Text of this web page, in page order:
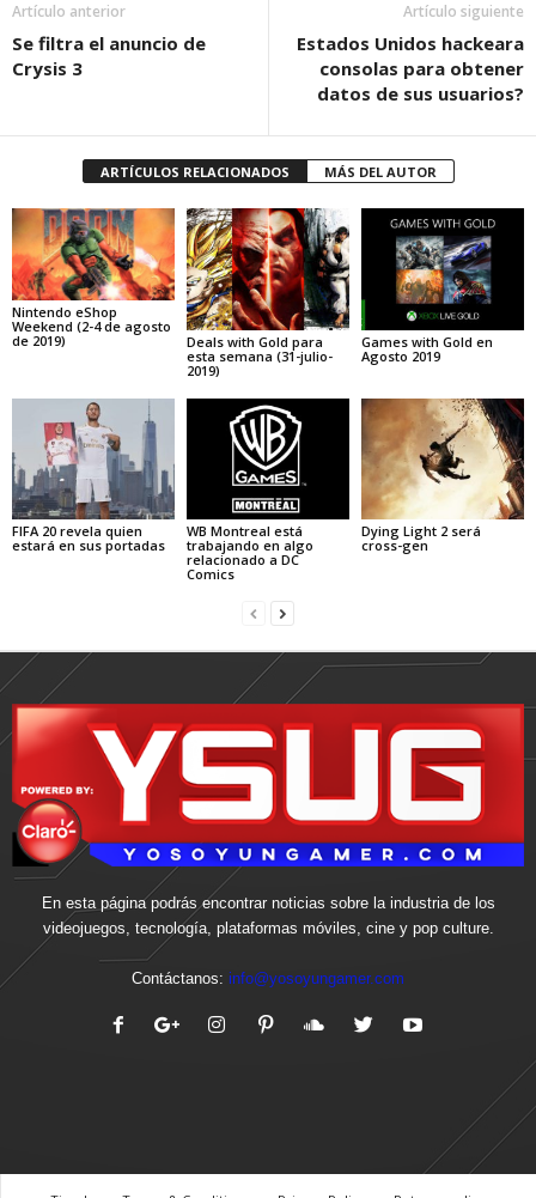
Artículo anterior
Se filtra el anuncio de
Crysis 3
Artículo siguiente
Estados Unidos hackeara
consolas para obtener
datos de sus usuarios?
ARTÍCULOS RELACIONADOS MÁS DEL AUTOR
Nintendo eShop
Weekend (2-4 de agosto
de 2019)
Deals with Gold para
esta semana (31-julio-
2019)
Games with Gold en
Agosto 2019
FIFA 20 revela quien
estará en sus portadas
WB Montreal está
trabajando en algo
relacionado a DC
Comics
Dying Light 2 será
cross-gen
En esta página podrás encontrar noticias sobre la industria de los
videojuegos, tecnología, plataformas móviles, cine y pop culture.
Contáctanos: info@yosoyungamer.com